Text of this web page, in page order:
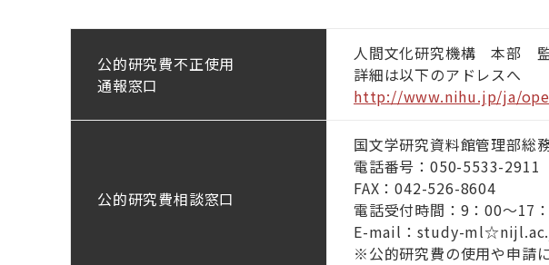
蔵書検索
公的研究費不正使用
通報窓口
人間文化研究機構 本部 監
詳細は以下のアドレスへ
http://www.nihu.jp/ja/
公的研究費相談窓口
国文学研究資料館管理部総
電話番号：050-5533-2911
FAX：042-526-8604
電話受付時間：9：00～17
E-mail：study-
※公的研究費の使用や申請